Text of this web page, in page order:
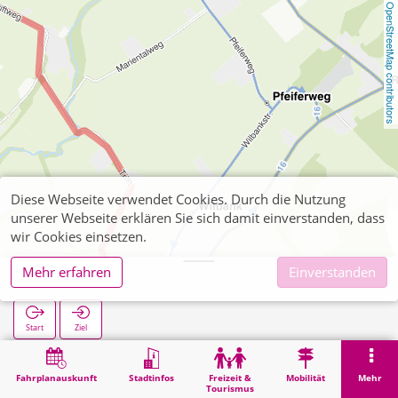
OpenStreetMap contributors
Fahrplanauskunft Stadtinfos
Freizeit &
Tourismus
Mobilität Mehr
Sief Schule
Start Ziel
Suche
Diese Webseite verwendet Cookies. Durch die Nutzung
unserer Webseite erklären Sie sich damit einverstanden, dass
wir Cookies einsetzen.
Mehr erfahren
Einverstanden